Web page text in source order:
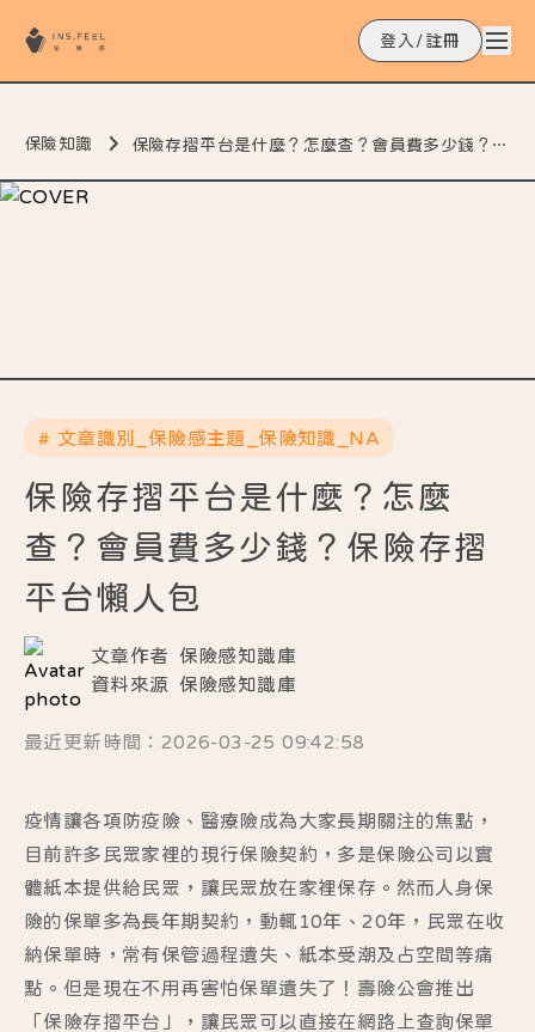
登入/註冊
保險知識 保險存摺平台是什麼？怎麼查？會員費多少錢？保險存摺平台懶人包
# 文章識別_保險感主題_保險知識_NA
保險存摺平台是什麼？怎麼
查？會員費多少錢？保險存摺
平台懶人包
文章作者
保險感知識庫
資料來源
保險感知識庫
最近更新時間：2026-03-25 09:42:58
疫情讓各項防疫險、醫療險成為大家長期關注的焦點，
目前許多民眾家裡的現行保險契約，多是保險公司以實
體紙本提供給民眾，讓民眾放在家裡保存。然而人身保
險的保單多為長年期契約，動輒10年、20年，民眾在收
納保單時，常有保管過程遺失、紙本受潮及占空間等痛
點。但是現在不用再害怕保單遺失了！壽險公會推出
「 保險存摺平台 」，讓民眾可以直接在網路上查詢保單